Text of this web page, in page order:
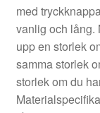
med
vanlig och lång.
upp en storlek
samma storlek
storlek om du